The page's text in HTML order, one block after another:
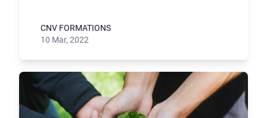
CNV FORMATIONS
10 Mar, 2022